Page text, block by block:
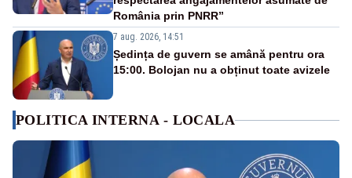
România prin PNRR”
7 aug. 2026, 14:51
Ședința de guvern se amână pentru ora
15:00. Bolojan nu a obținut toate avizele
POLITICA INTERNA - LOCALA